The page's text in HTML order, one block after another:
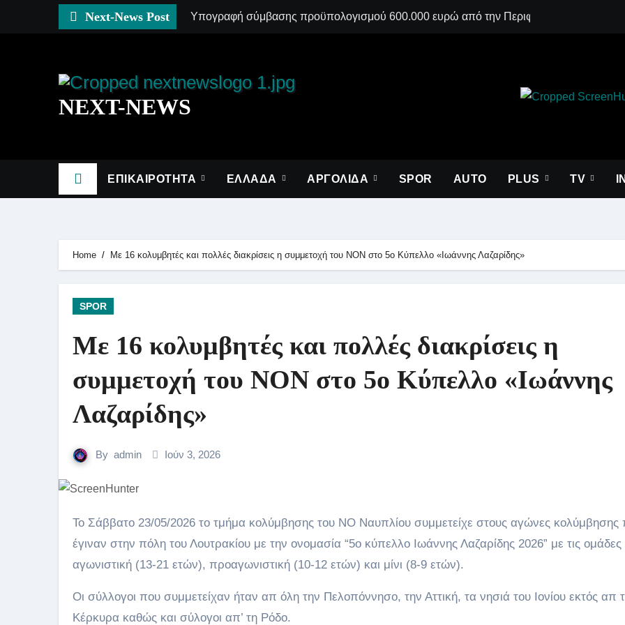
Next-News Post Υπογραφή σύμβασης προϋπολογισμού 600.000 ευρώ από την ΠεριφέρειαΤάσος
NEXT-NEWS
ΕΠΙΚΑΙΡΟΤΗΤΑ ΕΛΛΑΔΑ ΑΡΓΟΛΙΔΑ SPOR AUTO PLUS ΤV
Home Με 16 κολυμβητές και πολλές διακρίσεις η συμμετοχή του ΝΟΝ στο 5ο Κύπελλο «Ιωάννης Λαζαρίδης»
SPOR
Με 16 κολυμβητές και πολλές διακρίσεις η
συμμετοχή του ΝΟΝ στο 5ο Κύπελλο «Ιωάννης
Λαζαρίδης»
By admin Ιούν 3, 2026
Το Σάββατο 23/05/2026 το τμήμα κολύμβησης του ΝΟ Ναυπλίου συμμετείχε στους αγώνες κολύμβησης που
έγιναν στην πόλη του Λουτρακίου με την ονομασία “5ο κύπελλο Ιωάννης Λαζαρίδης 2026” με τις ομάδες
αγωνιστική (13-21 ετών), προαγωνιστική (10-12 ετών) και μίνι (8-9 ετών).
Οι σύλλογοι που συμμετείχαν ήταν απ όλη την Πελοπόννησο, την Αττική, τα νησιά του Ιονίου εκτός απ
Κέρκυρα καθώς και σύλογοι απ’ τη Ρόδο.